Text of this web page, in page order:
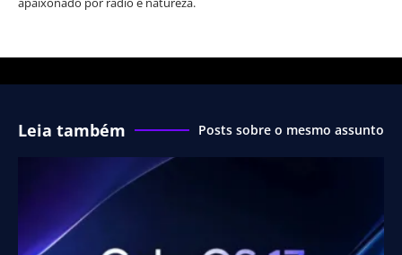
Leia também Posts sobre o mesmo assunto